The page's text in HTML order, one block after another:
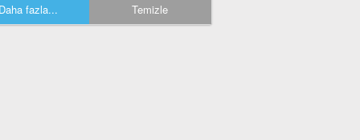
Daha fazla... Temizle